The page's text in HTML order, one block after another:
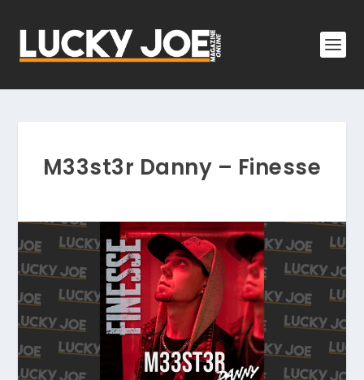
M33st3r Danny – Finesse